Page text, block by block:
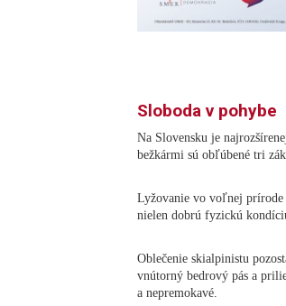
Sloboda v pohybe
Na Slovensku je
bežkármi sú obľúbené tri
Lyžovanie vo voľnej prírode
nielen dobrú fyzickú
Oblečenie skialpinistu
vnútorný bedrový pás a
a nepremokavé.